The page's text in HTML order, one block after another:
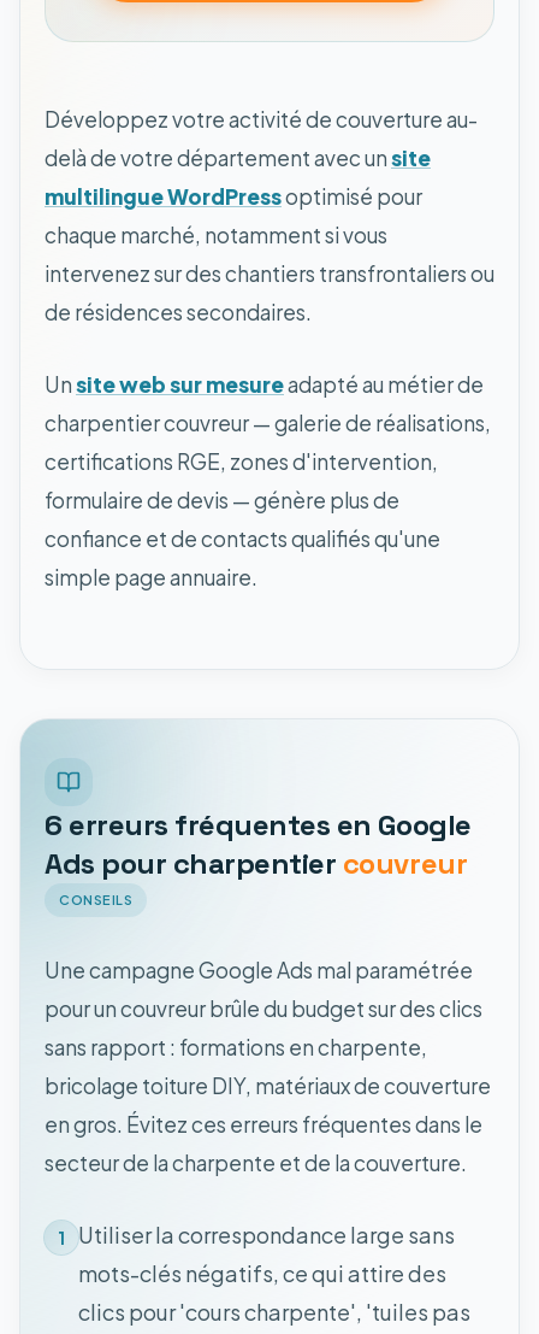
Développez votre activité de couverture au-
delà de votre département avec unsite
multilingue WordPressoptimisé pour
chaque marché, notamment si vous
intervenez sur des chantiers transfrontaliers ou
de résidences secondaires.
Unsite web sur mesureadapté au métier de
charpentier couvreur — galerie de réalisations,
certifications RGE, zones d'intervention,
formulaire de devis — génère plus de
confiance et de contacts qualifiés qu'une
simple page annuaire.
6 erreurs fréquentes en Google
Ads pour charpentier couvreur
CONSEILS
Une campagne Google Ads mal paramétrée
pour un couvreur brûle du budget sur des clics
sans rapport : formations en charpente,
bricolage toiture DIY, matériaux de couverture
en gros. Évitez ces erreurs fréquentes dans le
secteur de la charpente et de la couverture.
1
Utiliser la correspondance large sans
mots-clés négatifs, ce qui attire des
clics pour 'cours charpente', 'tuiles pas